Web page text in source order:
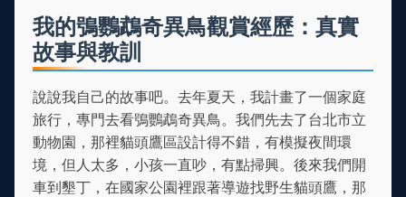
我的鴞鸚鵡奇異鳥觀賞經歷：真實
故事與教訓
說說我自己的故事吧。去年夏天，我計畫了一個家庭
旅行，專門去看鴞鸚鵡奇異鳥。我們先去了台北市立
動物園，那裡貓頭鷹區設計得不錯，有模擬夜間環
境，但人太多，小孩一直吵，有點掃興。後來我們開
車到墾丁，在國家公園裡跟著導遊找野生貓頭鷹，那